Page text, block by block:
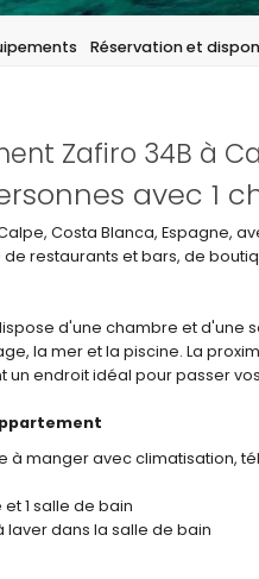
Réservation et
Zafiro 34B à
avec 1
Costa Blanca, Espagne,
restaurants et bars, de
d'une chambre et d'une
la mer et la piscine. La
endroit idéal pour passer
à manger avec climatisation,
et 1 salle de bain
laver dans la salle de bain